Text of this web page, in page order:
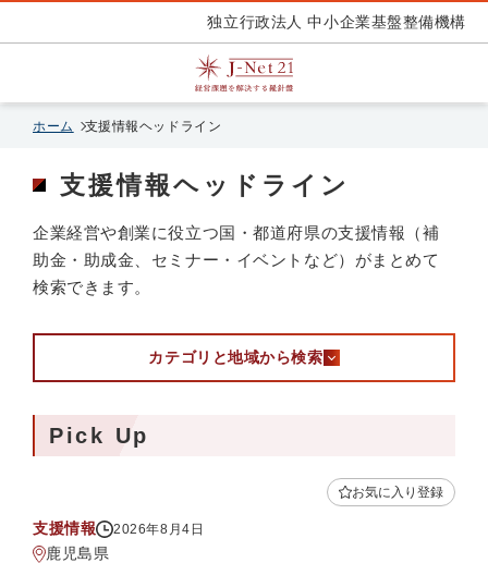
独立行政法人 中小企業基盤整備機構
ホーム 支援情報ヘッドライン
支援情報ヘッドライン
企業経営や創業に役立つ国・都道府県の支援情報（補
助金・助成金、セミナー・イベントなど）がまとめて
検索できます。
カテゴリと地域から検索
Pick Up
補助金・助成金
熊本県
お気に入り登録